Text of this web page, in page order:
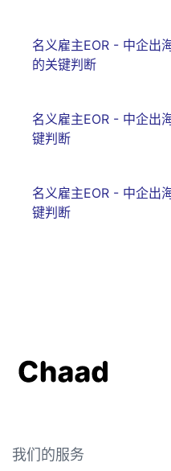
名义雇主EOR - 中企出
的关键判断
名义雇主EOR - 中企出
键判断
名义雇主EOR - 中企出
键判断
我们的服务